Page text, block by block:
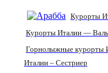
Курорты
Курорты Италии —
Горнолыжные курорты
Италии – Сестриер